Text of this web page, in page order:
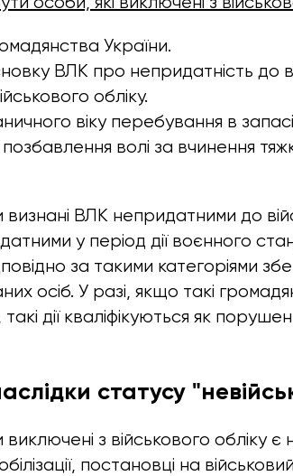
України.
ВЛК про непридатність до
обліку.
віку перебування в
волі за вчинення
визнані ВЛК непридатними до
у період дії воєнного
за такими категоріями
осіб. У разі, якщо такі
такі дії кваліфікуються як
статусу
виключені з військового обліку є
постановці на